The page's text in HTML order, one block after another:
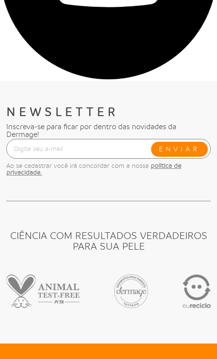
NEWSLETTER
Inscreva-se para ficar por dentro das novidades da
Dermage!
ENVIAR
Ao se cadastrar você irá concordar com a nossa política de
privacidade.
CIÊNCIA COM RESULTADOS VERDADEIROS
PARA SUA PELE